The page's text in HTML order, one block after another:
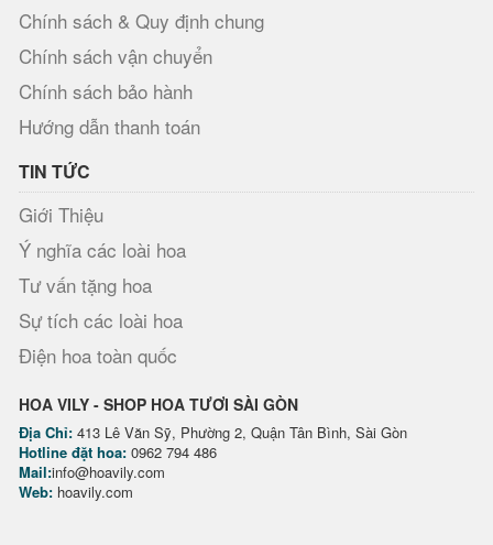
Chính sách & Quy định chung
Chính sách vận chuyển
Chính sách bảo hành
Hướng dẫn thanh toán
TIN TỨC
Giới Thiệu
Ý nghĩa các loài hoa
Tư vấn tặng hoa
Sự tích các loài hoa
Điện hoa toàn quốc
HOA VILY - SHOP HOA TƯƠI SÀI GÒN
Địa Chỉ: 413 Lê Văn Sỹ, Phường 2, Quận Tân Bình, Sài Gòn
Hotline đặt hoa: 0962 794 486
Mail:info@hoavily.com
Web: hoavily.com